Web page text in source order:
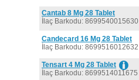
Cantab 8 Mg 28 Tablet
İlaç Barkodu: 8699540015630
Candecard 16 Mg 28 Tablet
İlaç Barkodu: 8699516012632
Tensart 4 Mg 28 Tablet
İlaç Barkodu: 8699514011675